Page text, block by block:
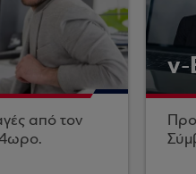
από τον
v-